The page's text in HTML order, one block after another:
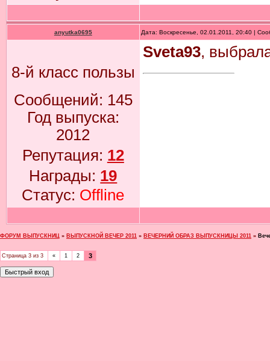
anyutka0695 Дата: Воскресенье, 02.01.2011, 20:40 |
8-й класс пользы
Сообщений: 145
Год выпуска:
2012
Репутация: 12
Награды: 19
Статус: Offline
Sveta93,
ФОРУМ ВЫПУСКНИЦ » ВЫПУСКНОЙ ВЕЧЕР 2011 » ВЕЧЕРНИЙ ОБРАЗ ВЫПУСКНИЦЫ 2011 »
Страница 3 из 3 « 1 2 3